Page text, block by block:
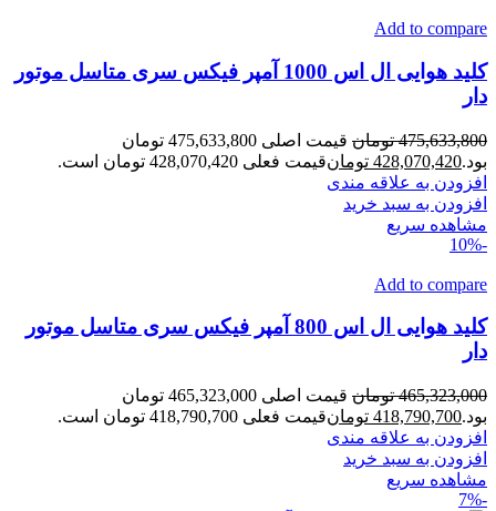
Add to compare
کلید هوایی ال اس 1000 آمپر فیکس سری متاسل موتور
دار
475,633,800 تومان
قیمت اصلی 475,633,800 تومان
بود.428,070,420 تومانقیمت فعلی 428,070,420 تومان است.
افزودن به علاقه مندی
افزودن به سبد خرید
مشاهده سریع
-10%
Add to compare
کلید هوایی ال اس 800 آمپر فیکس سری متاسل موتور
دار
465,323,000 تومان
قیمت اصلی 465,323,000 تومان
بود.418,790,700 تومانقیمت فعلی 418,790,700 تومان است.
افزودن به علاقه مندی
افزودن به سبد خرید
مشاهده سریع
-7%